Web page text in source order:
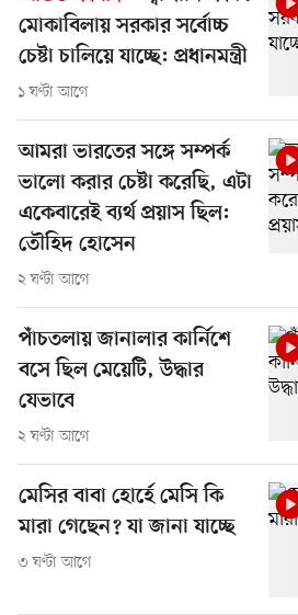
মোকাবিলায় সরকার সর্বোচ্চ
চেষ্টা চালিয়ে যাচ্ছে: প্রধানমন্ত্রী
১ ঘণ্টা আগে
আমরা ভারতের সঙ্গে সম্পর্ক
ভালো করার চেষ্টা করেছি, এটা
একেবারেই ব্যর্থ প্রয়াস ছিল:
তৌহিদ হোসেন
২ ঘণ্টা আগে
পাঁচতলায় জানালার কার্নিশে
বসে ছিল মেয়েটি, উদ্ধার
যেভাবে
২ ঘণ্টা আগে
মেসির বাবা হোর্হে মেসি কি
মারা গেছেন? যা জানা যাচ্ছে
৩ ঘণ্টা আগে